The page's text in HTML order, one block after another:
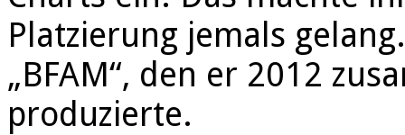
Platzierung jemals
„BFAM“, den er 2012
produzierte.